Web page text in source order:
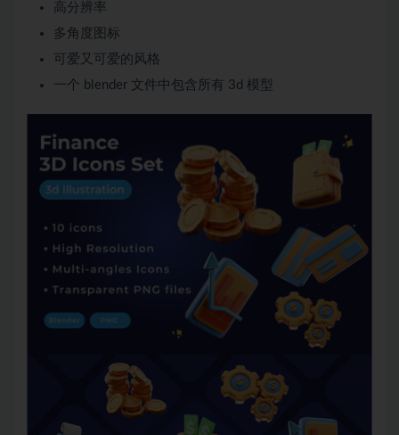
高分辨率
多角度图标
可爱又可爱的风格
一个 blender 文件中包含所有 3d 模型